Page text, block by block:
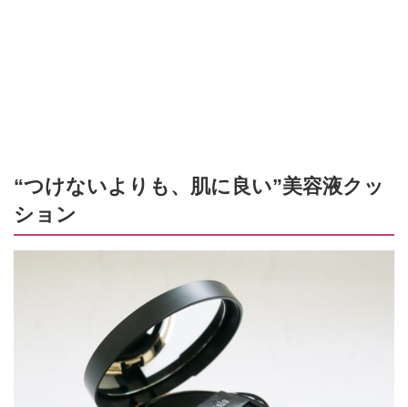
“つけないよりも、肌に良い”美容液クッ
ション